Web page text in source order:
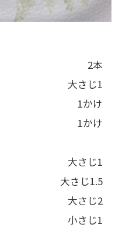
2本
大さじ1
1かけ
1かけ
大さじ1
大さじ1.5
大さじ2
小さじ1